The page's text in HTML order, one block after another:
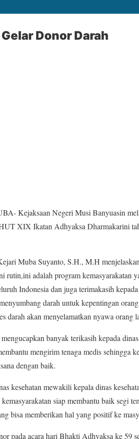
Donor Darah
Kejaksaan Negeri Musi Banyuasin
XIX Ikatan Adhyaksa Dharmakarini
Muba Suyanto, S.H., M.H
rutin,ini adalah program kemasyarakatan
Indonesia dan juga terimakasih
darah untuk kepentingan
darah akan menyelamatkan nyawa orang
banyak terikasih kepada dinas
mengirim tenaga medis sehingga
dengan baik.
kesehatan mewakili kepala dinas
siap membantu baik segi
bisa memberikan hal yang positif ke
pada acara hari Bhakti Adhyaksa ke